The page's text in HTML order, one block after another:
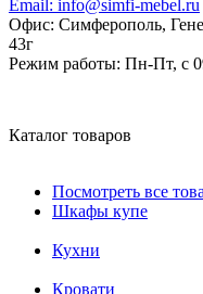
Email: info@simfi-mebel.ru
Офис: Симферополь,
43г
Режим работы: Пн-Пт, с
Каталог товаров
Посмотреть все
Шкафы купе
Кухни
Кровати